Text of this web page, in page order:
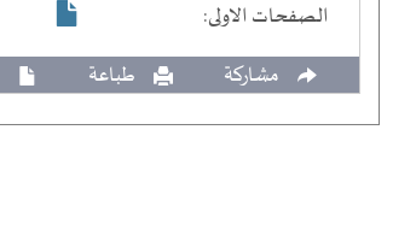
الصفحات الاولى:
مشاركة
طباعة